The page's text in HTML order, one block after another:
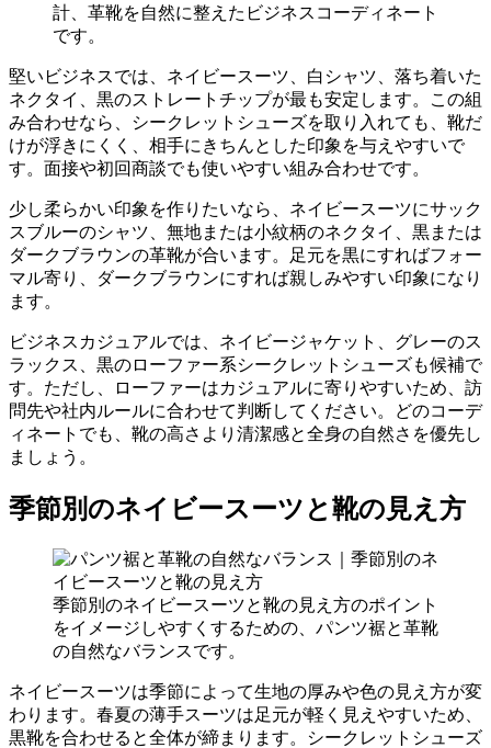
計、革靴を自然に整えたビジネスコーディネート
です。
堅いビジネスでは、ネイビースーツ、白シャツ、落ち着いた
ネクタイ、黒のストレートチップが最も安定します。この組
み合わせなら、シークレットシューズを取り入れても、靴だ
けが浮きにくく、相手にきちんとした印象を与えやすいで
す。面接や初回商談でも使いやすい組み合わせです。
少し柔らかい印象を作りたいなら、ネイビースーツにサック
スブルーのシャツ、無地または小紋柄のネクタイ、黒または
ダークブラウンの革靴が合います。足元を黒にすればフォー
マル寄り、ダークブラウンにすれば親しみやすい印象になり
ます。
ビジネスカジュアルでは、ネイビージャケット、グレーのス
ラックス、黒のローファー系シークレットシューズも候補で
す。ただし、ローファーはカジュアルに寄りやすいため、訪
問先や社内ルールに合わせて判断してください。どのコーデ
ィネートでも、靴の高さより清潔感と全身の自然さを優先し
ましょう。
季節別のネイビースーツと靴の見え方
季節別のネイビースーツと靴の見え方のポイント
をイメージしやすくするための、パンツ裾と革靴
の自然なバランスです。
ネイビースーツは季節によって生地の厚みや色の見え方が変
わります。春夏の薄手スーツは足元が軽く見えやすいため、
黒靴を合わせると全体が締まります。シークレットシューズ